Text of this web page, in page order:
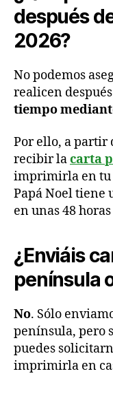
después
2026?
No podemos
realicen
tiempo
Por ello, a partir
recibir lacarta
imprimirla en tu
Papá Noel tiene
en unas 48
¿Enviáis
península
No. Sólo
península, pero
puedes
imprimirla en